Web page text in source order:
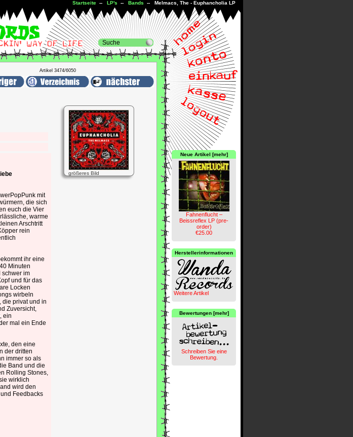
Startseite -- LP's -- Bands -- Melmacs, The - Euphancholia LP
Neue Artikel [mehr]
Fahnenflucht –
Beissreflex LP (pre-
order)
€25.00
Herstellerinformationen
Weitere Artikel
Bewertungen [mehr]
Schreiben Sie eine
Bewertung.
Artikel 3474/6050
größeres Bild
mit
die sich
euch die Vier
warme
Arschtritt
rein
ihr eine
Minuten
schwer im
und für das
Locken
wirbeln
die privat und in
Zuversicht,
ein
mal ein Ende
den eine
der dritten
immer so als
Band und die
Rolling Stones,
wirklich
wird den
Feedbacks